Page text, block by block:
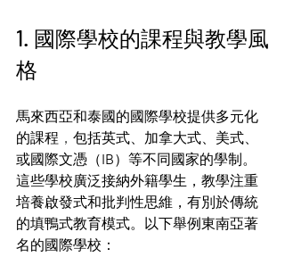
1. 國際學校的課程與教學風
格
馬來西亞和泰國的國際學校提供多元化
的課程 ， 包括英式、加拿大式、美式、
或國際文憑（IB）等不同國家的學制。
這些學校廣泛接納外籍學生，教學注重
培養啟發式和批判性思維，有別於傳統
的填鴨式教育模式。以下舉例東南亞著
名的國際學校：